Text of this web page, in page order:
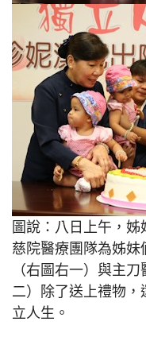
圖說：八日上午，
慈院醫療團隊為姊
（右圖右一）與主
二）除了送上禮物
立人生。